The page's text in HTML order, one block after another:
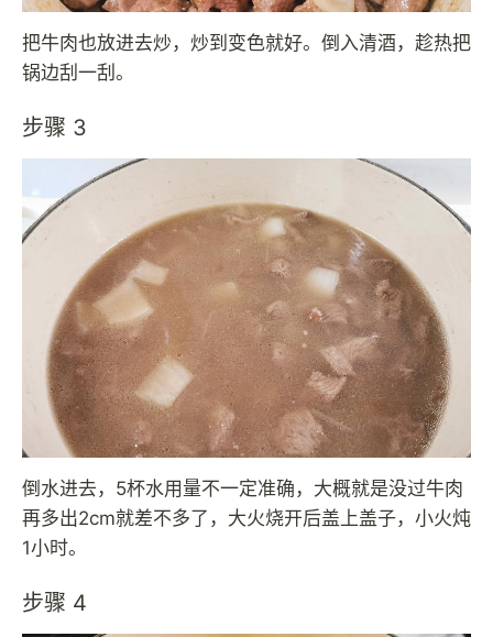
把牛肉也放进去炒，炒到变色就好。倒入清酒，趁热把
锅边刮一刮。
步骤 3
倒水进去，5杯水用量不一定准确，大概就是没过牛肉
再多出2cm就差不多了，大火烧开后盖上盖子，小火炖
1小时。
步骤 4